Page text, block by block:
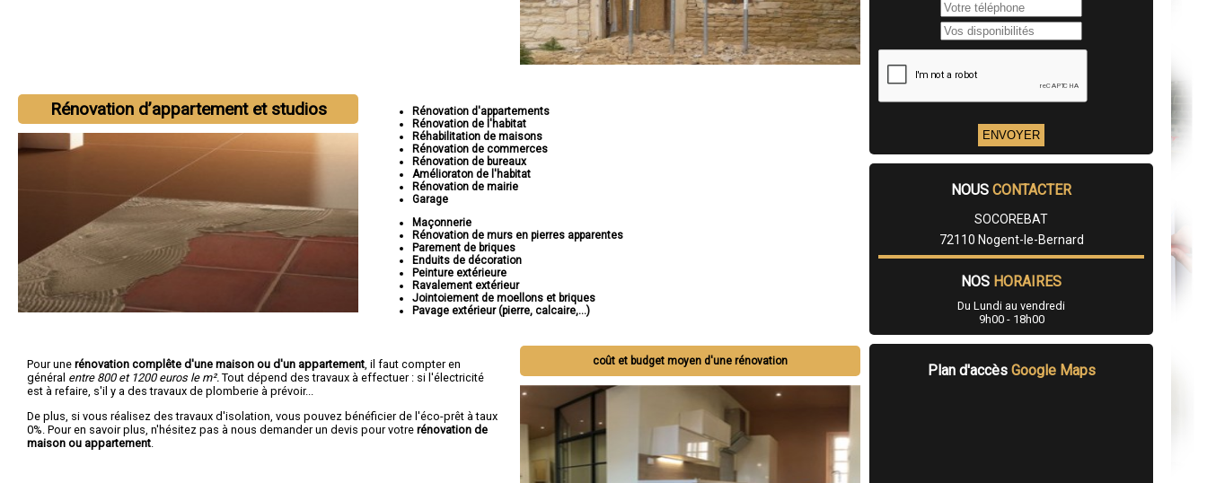
Rénovation d’appartement et studios
Rénovation d'appartements
Rénovation de l'habitat
Réhabilitation de maisons
Rénovation de commerces
Rénovation de bureaux
Amélioraton de l'habitat
Rénovation de mairie
Garage
Maçonnerie
Rénovation de murs en pierres apparentes
Parement de briques
Enduits de décoration
Peinture extérieure
Ravalement extérieur
Jointoiement de moellons et briques
Pavage extérieur (pierre, calcaire,...)
coût et budget moyen d'une rénovation
Pour une rénovation complête d'une maison ou d'un appartement , il faut compter en
général entre 800 et 1200 euros le m². Tout dépend des travaux à effectuer : si l'électricité
est à refaire, s'il y a des travaux de plomberie à prévoir...
De plus, si vous réalisez des travaux d'isolation, vous pouvez bénéficier de l'éco-prêt à taux
0%. Pour en savoir plus, n'hésitez pas à nous demander un devis pour votre rénovation de
maison ou appartement
NOUS CONTACTER
SOCOREBAT
72110 Nogent-le-Bernard
NOS HORAIRES
Du Lundi au vendredi
9h00 - 18h00
Plan d'accès Google Maps